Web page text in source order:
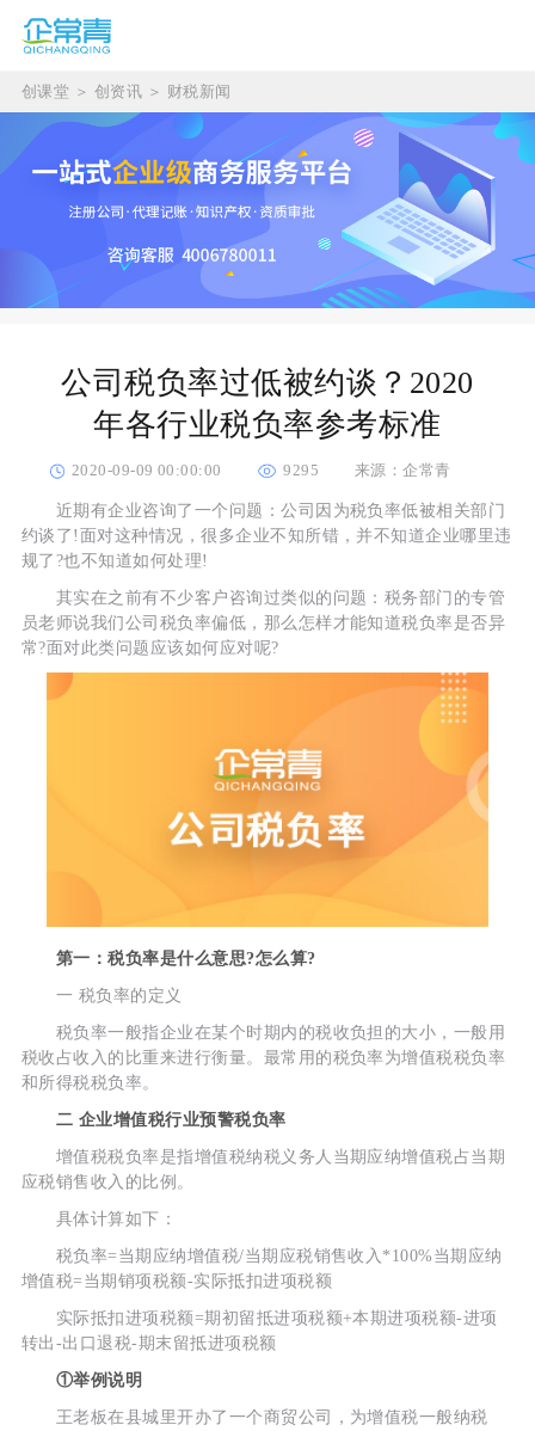
创课堂 ＞ 创资讯 ＞ 财税新闻
公司税负率过低被约谈？2020
年各行业税负率参考标准
2020-09-09 00:00:00 9295 来源：企常青
近期有企业咨询了一个问题：公司因为税负率低被相关部门
约谈了!面对这种情况，很多企业不知所错，并不知道企业哪里违
规了?也不知道如何处理!
其实在之前有不少客户咨询过类似的问题：税务部门的专管
员老师说我们公司税负率偏低，那么怎样才能知道税负率是否异
常?面对此类问题应该如何应对呢?
第一：税负率是什么意思?怎么算?
一 税负率的定义
税负率一般指企业在某个时期内的税收负担的大小，一般用
税收占收入的比重来进行衡量。最常用的税负率为增值税税负率
和所得税税负率。
二 企业增值税行业预警税负率
增值税税负率是指增值税纳税义务人当期应纳增值税占当期
应税销售收入的比例。
具体计算如下：
税负率=当期应纳增值税/当期应税销售收入*100%当期应纳
增值税=当期销项税额-实际抵扣进项税额
实际抵扣进项税额=期初留抵进项税额+本期进项税额-进项
转出-出口退税-期末留抵进项税额
①举例说明
王老板在县城里开办了一个商贸公司，为增值税一般纳税